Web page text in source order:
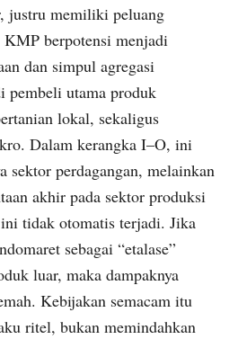
justru memiliki peluang
berpotensi menjadi
dan simpul agregasi
pembeli utama produk
lokal, sekaligus
Dalam kerangka I–O, ini
sektor perdagangan, melainkan
akhir pada sektor produksi
tidak otomatis terjadi. Jika
sebagai “etalase”
luar, maka dampaknya
Kebijakan semacam itu
ritel, bukan memindahkan